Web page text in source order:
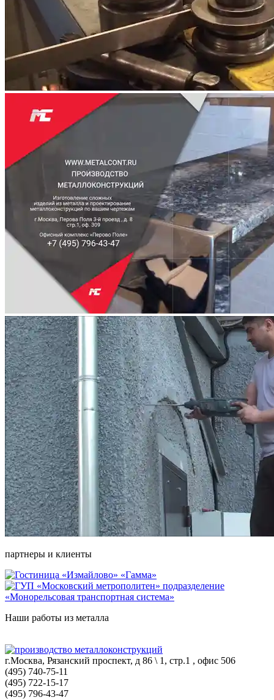
партнеры и клиенты
Наши работы из металла
г.Москва, Рязанский проспект, д 86 \ 1, стр.1 , офис 506
(495) 740-75-11
(495) 722-15-17
(495) 796-43-47